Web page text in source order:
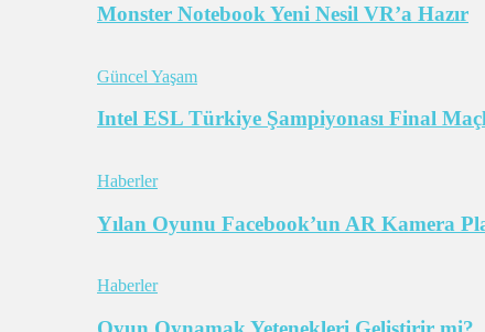
Monster Notebook Yeni Nesil VR’a Hazır
Güncel Yaşam
Intel ESL Türkiye Şampiyonası Final
Haberler
Yılan Oyunu Facebook’un AR Kamera
Haberler